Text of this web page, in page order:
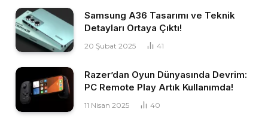
Samsung A36 Tasarımı ve Teknik
Detayları Ortaya Çıktı!
20 Şubat 2025 41
Razer’dan Oyun Dünyasında Devrim:
PC Remote Play Artık Kullanımda!
11 Nisan 2025 40